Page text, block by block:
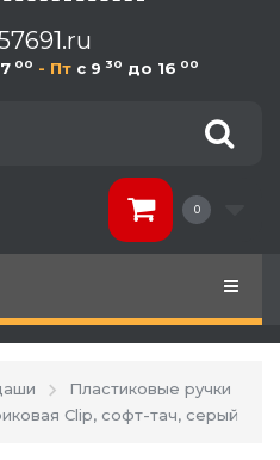
00 - Пт c 9 30 до 16 00
0
Пластиковые ручки
Clip, софт-тач, серый